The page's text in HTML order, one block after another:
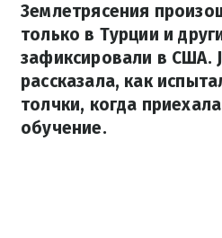
Землетрясения
только в Турции и
зафиксировали в США.
рассказала, как
толчки, когда
обучение.